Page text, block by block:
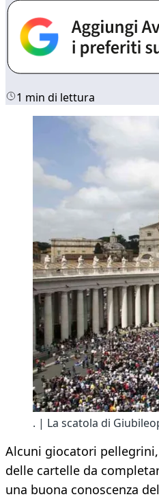
1 min di lettura
. | La scatola di
Alcuni giocatori
delle cartelle da
una buona conoscenza